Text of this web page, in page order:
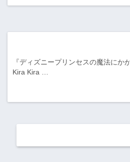
『ディズニープリンセスの魔法にか
Kira Kira …